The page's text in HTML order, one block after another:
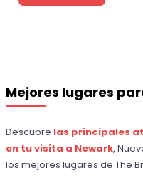
Mejores lugares
Descubre las principales
en tu visita a Newark,
los mejores lugares de The